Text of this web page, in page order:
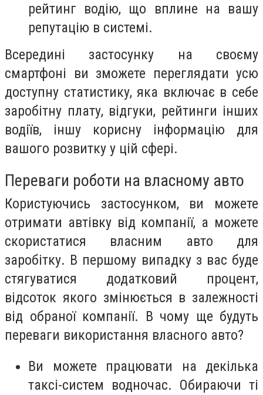
рейтинг водію, що вплине на вашу
репутацію в системі.
Всередині застосунку на своєму
смартфоні ви зможете переглядати усю
доступну статистику, яка включає в себе
заробітну плату, відгуки, рейтинги інших
водіїв, іншу корисну інформацію для
вашого розвитку у цій сфері.
Переваги роботи на власному авто
Користуючись застосунком, ви можете
отримати автівку від компанії, а можете
скористатися власним авто для
заробітку. В першому випадку з вас буде
стягуватися додатковий процент,
відсоток якого змінюється в залежності
від обраної компанії. В чому ще будуть
переваги використання власного авто?
Ви можете працювати на декілька
таксі-систем водночас. Обираючи ті